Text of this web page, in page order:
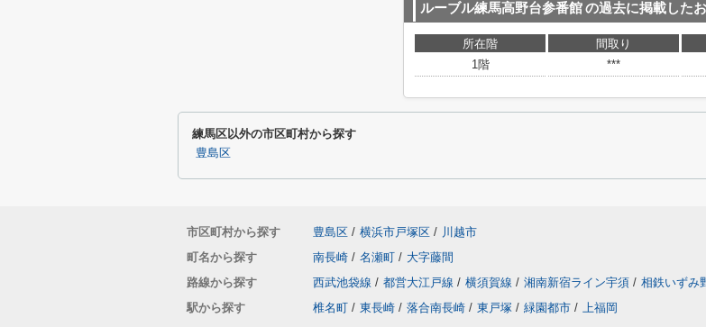
ルーブル練馬高野台参番館の過去に掲載した
所在階 間取り
1階
***
練馬区以外の市区町村から探す
豊島区
市区町村から探す 豊島区 / 横浜市戸塚区 / 川越市
町名から探す
南長崎 / 名瀬町 / 大字藤間
路線から探す
西武池袋線 / 都営大江戸線 / 横須賀線 / 湘南新宿ライン宇須 / 相鉄いずみ
駅から探す
椎名町 / 東長崎 / 落合南長崎 / 東戸塚 / 緑園都市 / 上福岡